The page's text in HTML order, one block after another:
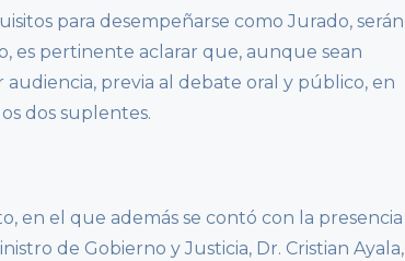
para desempeñarse como Jurado, serán
es pertinente aclarar que, aunque sean
previa al debate oral y público, en
dos suplentes.
en el que además se contó con la presencia
de Gobierno y Justicia, Dr. Cristian Ayala,